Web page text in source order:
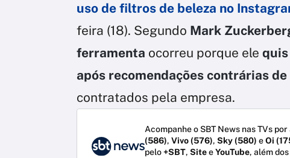
uso de filtros de beleza no
feira (18). Segundo Mark
ferramenta ocorreu porque ele
após recomendações contrárias
contratados pela empresa.
Acompanhe o SBT News nas TVs
(586), Vivo (576), Sky (580) eOi
pelo+SBT, SiteeYouTube, além